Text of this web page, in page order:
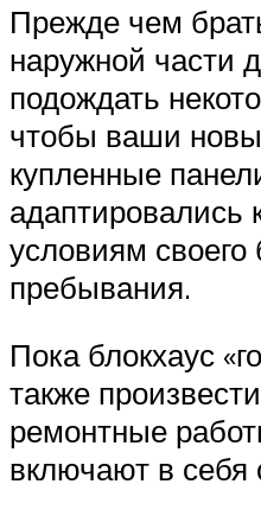
Прежде чем
наружной части
подождать
чтобы ваши
купленные
адаптировались
условиям своего
пребывания.
Пока блокхаус
также
ремонтные
включают в